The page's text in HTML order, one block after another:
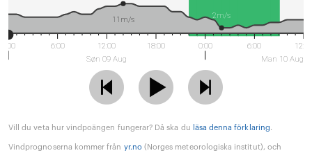
0:00 6:00
12:00
Søn 09 Aug
18:00 0:00 6:00
Man 10 Aug
11m/s 2m/s
Vill du veta hur vindpoängen fungerar? Då ska du läsa denna förklaring.
Vindprognoserna kommer från yr.no (Norges meteorologiska institut), och